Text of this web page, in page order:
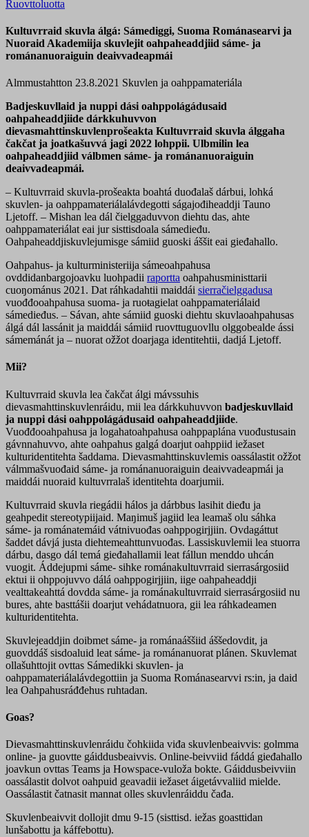
Ruovttoluotta
Kultuvrraid skuvla álgá: Sámediggi, Suoma Románasearvi ja
Nuoraid Akademiija skuvlejit oahpaheaddjiid sáme- ja
románanuoraiguin deaivvadeapmái
Almmustahtton 23.8.2021 Skuvlen ja oahppamateriála
Badjeskuvllaid ja nuppi dási oahppolágádusaid
oahpaheaddjiide dárkkuhuvvon
dievasmahttinskuvlenprošeakta Kultuvrraid skuvla álggaha
čakčat ja joatkašuvvá jagi 2022 lohppii. Ulbmilin lea
oahpaheaddjiid válbmen sáme- ja románanuoraiguin
deaivvadeapmái.
– Kultuvrraid skuvla-prošeakta boahtá duođalaš dárbui, lohká
skuvlen- ja oahppamateriálalávdegotti ságajođiheaddji Tauno
Ljetoff. – Mishan lea dál čielggaduvvon diehtu das, ahte
oahppamateriálat eai jur sisttisdoala sámedieđu.
Oahpaheaddjiskuvlejumisge sámiid guoski áššit eai gieđahallo.
Oahpahus- ja kulturministeriija sámeoahpahusa
ovddidanbargojoavku luohpadii raportta oahpahusministtarii
cuoŋománus 2021. Dat ráhkadahtii maiddái sierračielggadusa
vuođđooahpahusa suoma- ja ruoŧagielat oahppamateriálaid
sámedieđus. – Sávan, ahte sámiid guoski diehtu skuvlaoahpahusas
álgá dál lassánit ja maiddái sámiid ruovttuguovllu olggobealde ássi
sámemánát ja – nuorat ožžot doarjaga identitehtii, dadjá Ljetoff.
Mii?
Kultuvrraid skuvla lea čakčat álgi mávssuhis
dievasmahttinskuvlenráidu, mii lea dárkkuhuvvon badjeskuvllaid
ja nuppi dási oahppolágádusaid oahpaheaddjiide.
Vuođđooahpahusa ja logahatoahpahusa oahppaplána vuođustusain
gávnnahuvvo, ahte oahpahus galgá doarjut oahppiid iežaset
kulturidentitehta šaddama. Dievasmahttinskuvlemis oassálastit ožžot
válmmašvuođaid sáme- ja románanuoraiguin deaivvadeapmái ja
maiddái nuoraid kultuvrralaš identitehta doarjumii.
Kultuvrraid skuvla riegádii hálos ja dárbbus lasihit dieđu ja
geahpedit stereotypiijaid. Maŋimuš jagiid lea leamaš olu sáhka
sáme- ja románatemáid vátnivuođas oahppogirjjiin. Ovdagáttut
šaddet dávjá justa diehtemeahttunvuođas. Lassiskuvlemii lea stuorra
dárbu, dasgo dál temá gieđahallamii leat fállun menddo uhcán
vuogit. Áddejupmi sáme- sihke románakultuvrraid sierrasárgosiid
ektui ii ohppojuvvo dálá oahppogirjjiin, iige oahpaheaddji
vealttakeahttá dovdda sáme- ja románakultuvrraid sierrasárgosiid nu
bures, ahte basttášii doarjut vehádatnuora, gii lea ráhkadeamen
kulturidentitehta.
Skuvlejeaddjin doibmet sáme- ja románaáššiid áššedovdit, ja
guovddáš sisdoaluid leat sáme- ja románanuorat plánen. Skuvlemat
ollašuhttojit ovttas Sámedikki skuvlen- ja
oahppamateriálalávdegottiin ja Suoma Románasearvvi rs:in, ja daid
lea Oahpahusráđđehus ruhtadan.
Goas?
Dievasmahttinskuvlenráidu čohkiida viđa skuvlenbeaivvis: golmma
online- ja guovtte gáiddusbeaivvis. Online-beivviid fáddá gieđahallo
joavkun ovttas Teams ja Howspace-vuloža bokte. Gáiddusbeivviin
oassálastit dolvot oahpuid geavadii iežaset áigetávvaliid mielde.
Oassálastit čatnasit mannat olles skuvlenráiddu čađa.
Skuvlenbeaivvit dollojit dmu 9-15 (sisttisd. iežas goasttidan
lunšabottu ja káffebottu).